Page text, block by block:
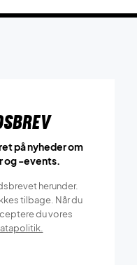
på nyheder om
og -events.
herunder.
tilbage. Når du
du vores